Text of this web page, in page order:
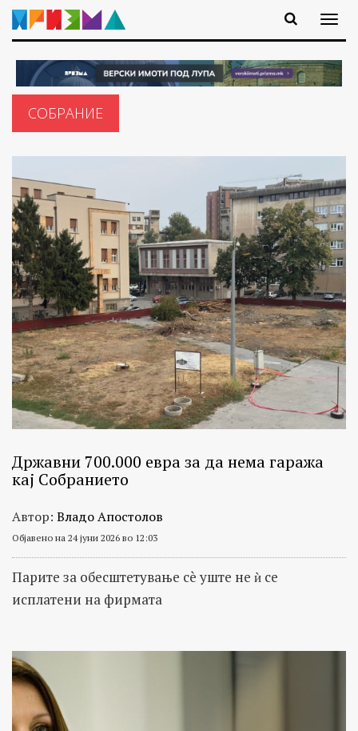
СОБРАНИЕ
Државни 700.000 евра за да нема гаража
кај Собранието
Автор: Владо Апостолов
Објавено на 24 јуни 2026 во 12:03
Парите за обесштетување сè уште не ѝ се
исплатени на фирмата